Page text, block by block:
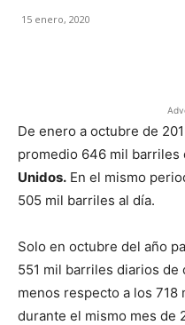
15 enero, 2020
De enero a octubre de
promedio 646 mil barriles
Unidos. En el mismo
505 mil barriles al día.
Solo en octubre del año
551 mil barriles diarios
menos respecto a los
durante el mismo mes de